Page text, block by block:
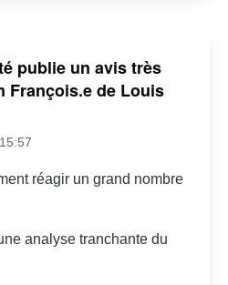
publie un avis très
François.e de Louis
réagir un grand nombre
analyse tranchante du